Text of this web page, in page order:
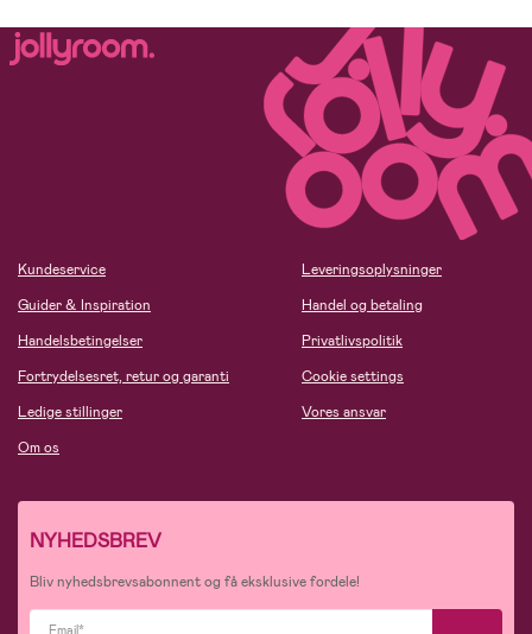
Kundeservice
Guider & Inspiration
Handelsbetingelser
Fortrydelsesret, retur og garanti
Ledige stillinger
Om os
Leveringsoplysninger
Handel og betaling
Privatlivspolitik
Cookie settings
Vores ansvar
NYHEDSBREV
Bliv nyhedsbrevsabonnent og få eksklusive fordele!
Email*